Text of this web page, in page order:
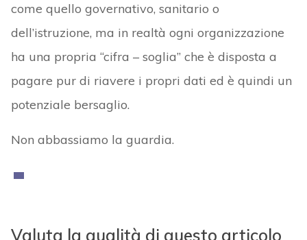
come quello governativo, sanitario o
dell’istruzione, ma in realtà ogni organizzazione
ha una propria “cifra – soglia” che è disposta a
pagare pur di riavere i propri dati ed è quindi un
potenziale bersaglio.
Non abbassiamo la guardia.
Valuta la qualità di questo articolo